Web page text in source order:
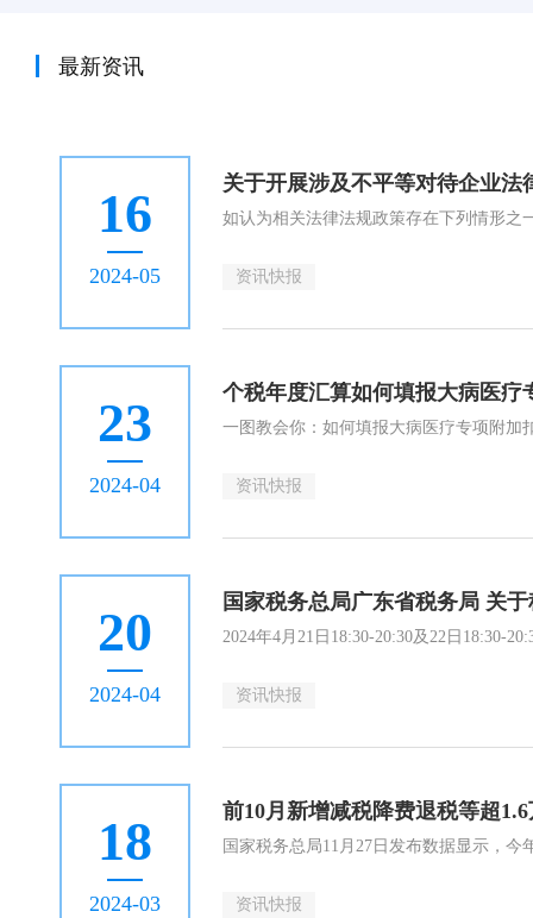
最新资讯
16
2024-05
关于开展涉及不平等对待企业法
如认为相关法律法规政策存在下列情形之
资讯快报
23
2024-04
个税年度汇算如何填报大病医疗
一图教会你：如何填报大病医疗专项附加
资讯快报
20
2024-04
国家税务总局广东省税务局 关
2024年4月21日18:30-20:30及22日18:30-
资讯快报
18
2024-03
前10月新增减税降费退税等超
资讯快报